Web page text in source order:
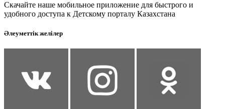
Скачайте наше мобильное приложение для быстрого и
удобного доступа к Детскому порталу Казахстана
Әлеуметтік желілер